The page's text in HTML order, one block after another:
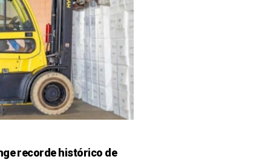
recorde histórico de